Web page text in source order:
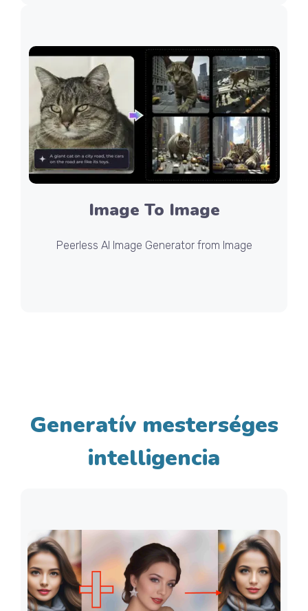
Image To Image
Peerless AI Image Generator from Image
Generatív mesterséges
intelligencia